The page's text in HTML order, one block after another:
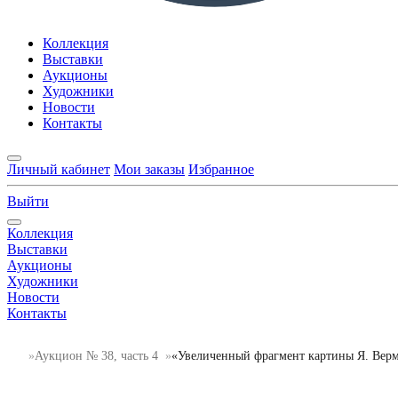
Коллекция
Выставки
Аукционы
Художники
Новости
Контакты
Личный кабинет Мои заказы Избранное
Выйти
Коллекция
Выставки
Аукционы
Художники
Новости
Контакты
Аукцион № 38, часть 4 «Увеличенный фрагмент картины Я.